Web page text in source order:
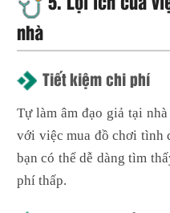
nhà
Tiết kiệm chi phí
Tự làm âm đạo giả tại
với việc mua đồ chơi tình
bạn có thể dễ dàng tìm
phí thấp.